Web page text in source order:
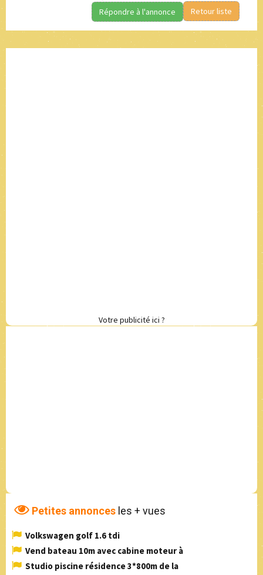
Retour liste
Répondre à l'annonce
Votre publicité ici ?
Petites annonces les + vues
Volkswagen golf 1.6 tdi
Vend bateau 10m avec cabine moteur à
Studio piscine résidence 3*800m de la